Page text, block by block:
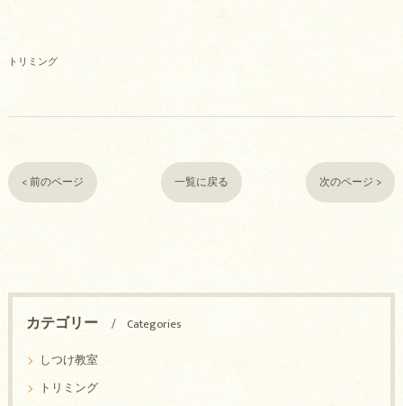
トリミング
< 前のページ 一覧に戻る 次のページ >
カテゴリー
Categories
しつけ教室
トリミング